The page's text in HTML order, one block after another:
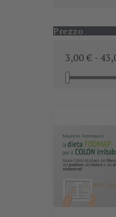
Prezzo
3,00 € -